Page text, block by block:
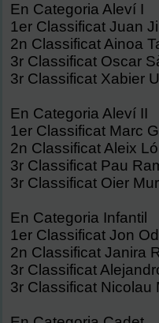
En Categoria Aleví I
1er Classificat Juan
2n Classificat Ainoa
3r Classificat Oscar
3r Classificat Xabier
En Categoria Aleví II
1er Classificat Marc
2n Classificat Aleix
3r Classificat Pau
3r Classificat Oier
En Categoria Infantil
1er Classificat Jon
2n Classificat Janira
3r Classificat
3r Classificat Nicolau